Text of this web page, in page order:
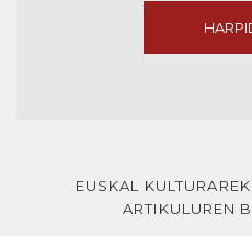
EUSKAL
ARTIKULUREN